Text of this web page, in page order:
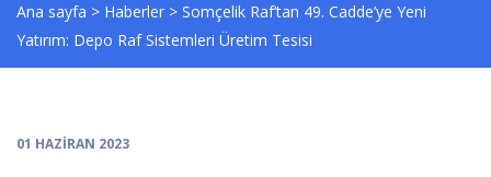
Ana sayfa > Haberler > Somçelik Raf’tan 49. Cadde’ye Yeni
Yatırım: Depo Raf Sistemleri Üretim Tesisi
01 HAZIRAN 2023